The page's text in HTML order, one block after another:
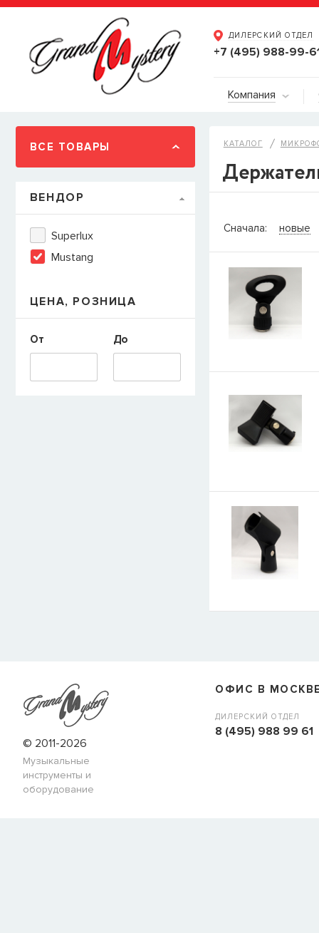
ДИЛЕРСКИЙ ОТДЕЛ
+7 (495) 988-99-
Компания
ВСЕ ТОВАРЫ
ВЕНДОР
Superlux
Mustang
ЦЕНА, РОЗНИЦА
От До
КАТАЛОГ
ТовараСтруны
наличии, но вы
когда товар
СООБЩИТЬ
Сначала: новые
© 2011-2026
Музыкальные
инструменты и
оборудование
ОФИС В
ДИЛЕРСКИЙ ОТДЕЛ
8 (495) 988 99 61